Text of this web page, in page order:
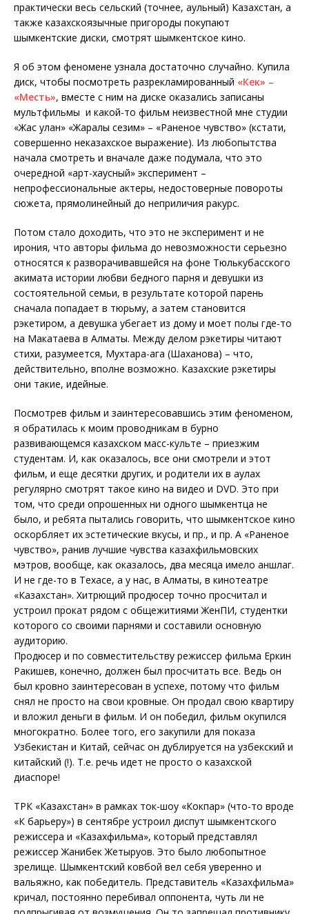
практически весь сельский (точнее, аульный) Казахстан, а
также казахскоязычные пригороды покупают
шымкентские диски, смотрят шымкентское кино.
Я об этом феномене узнала достаточно случайно. Купила
диск, чтобы посмотреть разрекламированный «Кек» –
«Месть», вместе с ним на диске оказались записаны
мультфильмы и какой-то фильм неизвестной мне студии
«Жас улан» «Жаралы сезим» – «Раненое чувство» (кстати,
совершенно неказахское выражение). Из любопытства
начала смотреть и вначале даже подумала, что это
очередной «арт-хаусный» эксперимент –
непрофессиональные актеры, недостоверные повороты
сюжета, прямолинейный до неприличия ракурс.
Потом стало доходить, что это не эксперимент и не
ирония, что авторы фильма до невозможности серьезно
относятся к разворачивавшейся на фоне Тюлькубасского
акимата истории любви бедного парня и девушки из
состоятельной семьи, в результате которой парень
сначала попадает в тюрьму, а затем становится
рэкетиром, а девушка убегает из дому и моет полы где-то
на Макатаева в Алматы. Между делом рэкетиры читают
стихи, разумеется, Мухтара-ага (Шаханова) – что,
действительно, вполне возможно. Казахские рэкетиры
они такие, идейные.
Посмотрев фильм и заинтересовавшись этим феноменом,
я обратилась к моим проводникам в бурно
развивающемся казахском масс-культе – приезжим
студентам. И, как оказалось, все они смотрели и этот
фильм, и еще десятки других, и родители их в аулах
регулярно смотрят такое кино на видео и DVD. Это при
том, что среди опрошенных ни одного шымкентца не
было, и ребята пытались говорить, что шымкентское кино
оскорбляет их эстетические вкусы, и пр., и пр. А «Раненое
чувство», ранив лучшие чувства казахфильмовских
мэтров, вообще, как оказалось, два месяца имело аншлаг.
И не где-то в Техасе, а у нас, в Алматы, в кинотеатре
«Казахстан». Хитрющий продюсер точно просчитал и
устроил прокат рядом с общежитиями ЖенПИ, студентки
которого со своими парнями и составили основную
аудиторию.
Продюсер и по совместительству режиссер фильма Еркин
Ракишев, конечно, должен был просчитать все. Ведь он
был кровно заинтересован в успехе, потому что фильм
снял не просто на свои кровные. Он продал свою квартиру
и вложил деньги в фильм. И он победил, фильм окупился
многократно. Более того, его закупили для показа
Узбекистан и Китай, сейчас он дублируется на узбекский и
китайский (!). Т.е. речь идет не просто о казахской
диаспоре!
ТРК «Казахстан» в рамках ток-шоу «Кокпар» (что-то вроде
«К барьеру») в сентябре устроил диспут шымкентского
режиссера и «Казахфильма», который представлял
режиссер Жанибек Жетыруов. Это было любопытное
зрелище. Шымкентский ковбой вел себя уверенно и
вальяжно, как победитель. Представитель «Казахфильма»
кричал, постоянно перебивал оппонента, чуть ли не